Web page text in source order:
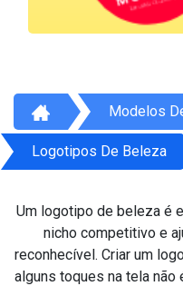
Modelos
Logotipos De Beleza
Um logotipo de beleza é
nicho competitivo e
reconhecível. Criar um
alguns toques na tela